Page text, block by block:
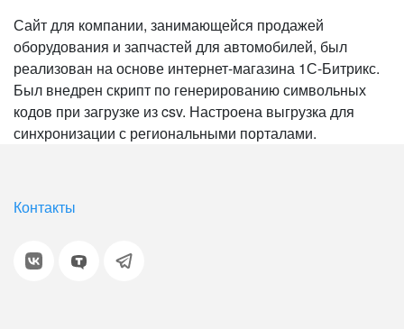
Сайт для компании, занимающейся продажей
оборудования и запчастей для автомобилей, был
реализован на основе интернет-магазина 1С-Битрикс.
Был внедрен скрипт по генерированию символьных
кодов при загрузке из csv. Настроена выгрузка для
синхронизации с региональными порталами.
Контакты